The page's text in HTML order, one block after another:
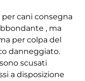
cani consegna
, ma
per colpa del
danneggiato.
scusati
a disposizione